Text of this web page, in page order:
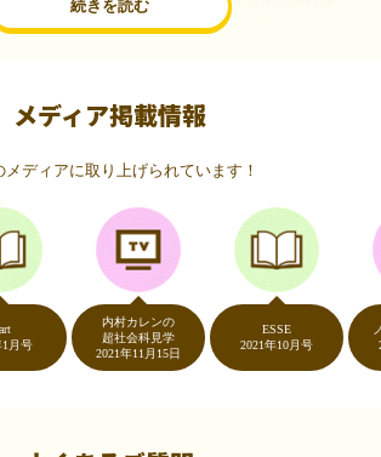
続きを読む
しています。モッピーは陸マイラーや旅行好きに
ものネットショッピングが、モッピーでお得
・女性）
ッピーをはじめました。空いた時間にスマホで買
いのですが、モッピーを経由するだけでショップ
ーのポイントが二重で貯まることを知り、ビック
トショッピングをモッピーを経由するだけでポイ
…もっと早く教えてほしかった～！貯まったポイ
換して、プチ贅沢を楽しんでます♪
・男性）
メディア掲載情報
ディアに取り上げられています！
内村カレンの
超社会科見学
2021年11月15日
2021年10月号
ノンス
2020